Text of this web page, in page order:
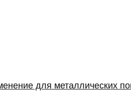
для металлических